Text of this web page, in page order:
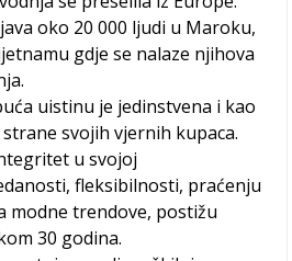
oko 20 000 ljudi u Maroku,
gdje se nalaze njihova
uistinu je jedinstvena i kao
svojih vjernih kupaca.
u svojoj
fleksibilnosti, praćenju
modne trendove, postižu
30 godina.